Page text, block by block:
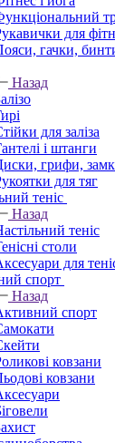
для
гачки,
Назад
для заліза
і штанги
грифи,
для тяг
теніс
Назад
теніс
столи
для
спорт
Назад
спорт
ковзани
ковзани